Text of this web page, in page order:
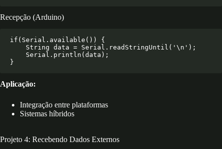
Recepção (Arduino)
if(Serial.available()) {
Aplicação:
Integração entre plataformas
Sistemas híbridos
Projeto 4: Recebendo Dados Externos